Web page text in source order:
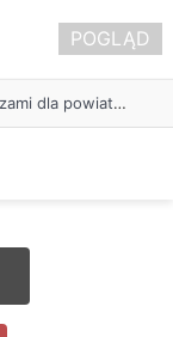
Około 90 tys. zł na szkolenia pracowników. PUP w Radomsku ogłasza nabór wniosków
POGLĄD